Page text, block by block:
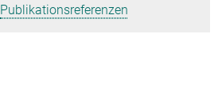
Publikationsreferenzen